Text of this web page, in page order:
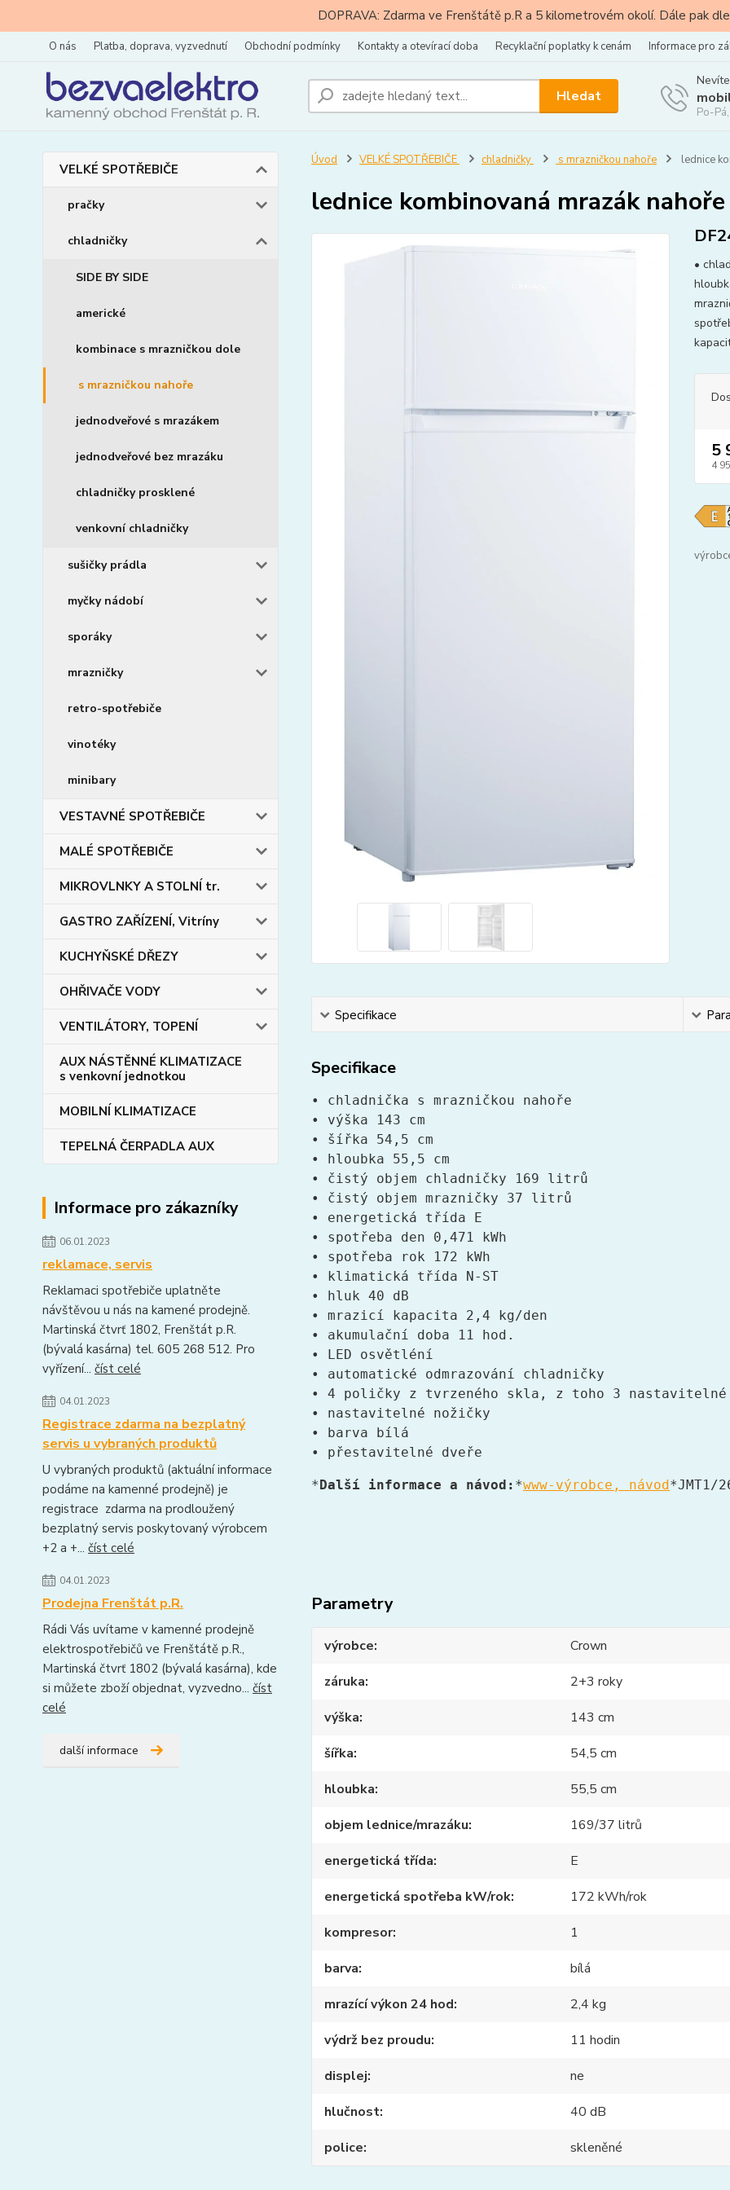
DOPRAVA: Zdarma ve Frenštátě p.R a 5 kilometrovém okolí. Dále pak
O nás Platba, doprava, vyzvednutí Obchodní podmínky Kontakty a otevírací doba Recyklační poplatky k cenám Informace pro
Hledat
Po-
VELKÉ SPOTŘEBIČE
pračky
chladničky
SIDE BY SIDE
americké
kombinace s mrazničkou dole
s mrazničkou nahoře
jednodveřové s mrazákem
jednodveřové bez mrazáku
chladničky prosklené
venkovní chladničky
sušičky prádla
myčky nádobí
sporáky
mrazničky
retro-spotřebiče
vinotéky
minibary
VESTAVNÉ SPOTŘEBIČE
MALÉ SPOTŘEBIČE
MIKROVLNKY A STOLNÍ tr.
GASTRO ZAŘÍZENÍ, Vitríny
KUCHYŇSKÉ DŘEZY
OHŘIVAČE VODY
VENTILÁTORY, TOPENÍ
AUX NÁSTĚNNÉ KLIMATIZACE
s venkovní jednotkou
MOBILNÍ KLIMATIZACE
TEPELNÁ ČERPADLA AUX
Informace pro zákazníky
06.01.2023
reklamace, servis
Reklamaci spotřebiče uplatněte
návštěvou u nás na kamené prodejně.
Martinská čtvrť 1802, Frenštát p.R.
(bývalá kasárna) tel. 605 268 512. Pro
vyřízení... číst celé
04.01.2023
Registrace zdarma na bezplatný
servis u vybraných produktů
U vybraných produktů (aktuální informace
podáme na kamenné prodejně) je
registrace zdarma na prodloužený
bezplatný servis poskytovaný výrobcem
+2 a +... číst celé
04.01.2023
Prodejna Frenštát p.R.
Rádi Vás uvítame v kamenné prodejně
elektrospotřebičů ve Frenštátě p.R.,
Martinská čtvrť 1802 (bývalá kasárna), kde
si můžete zboží objednat, vyzvedno... číst
celé
další informace
Úvod VELKÉ SPOTŘEBIČE chladničky s mrazničkou nahoře lednice
lednice kombinovaná mrazák
•
5
4
Specifikace
Specifikace
• chladnička s mrazničkou nahoře
• výška 143 cm
• šířka 54,5 cm
• hloubka 55,5 cm
• čistý objem chladničky 169 litrů
• čistý objem mrazničky 37 litrů
• energetická třída E
• spotřeba den 0,471 kWh
• spotřeba rok 172 kWh
• klimatická třída N-ST
• hluk 40 dB
• mrazicí kapacita 2,4 kg/den
• akumulační doba 11 hod.
• LED osvětléní
• automatické odmrazování chladničky
• 4 poličky z tvrzeného skla, z toho 3 nastavitelné
• nastavitelné nožičky
• barva bílá
• přestavitelné dveře
* Další informace a návod: *www-výrobce, návod *JMT1/
Parametry
výrobce
Crown
záruka
2+3 roky
výška
143 cm
šířka
54,5 cm
hloubka
55,5 cm
objem lednice/mrazáku
169/37 litrů
energetická třída
E
energetická spotřeba kW/rok
172 kWh/rok
kompresor
1
barva
bílá
mrazící výkon 24 hod
2,4 kg
výdrž bez proudu
11 hodin
displej
ne
hlučnost
40 dB
police
skleněné